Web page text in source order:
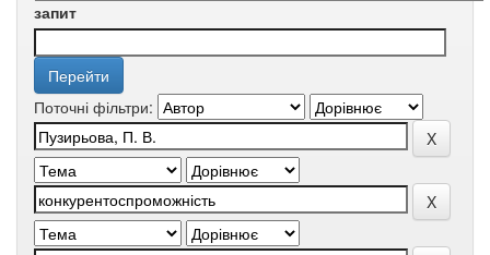
запит
Поточні фільтри: